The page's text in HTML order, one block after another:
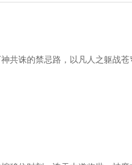
共诛的禁忌路，以凡人之躯战